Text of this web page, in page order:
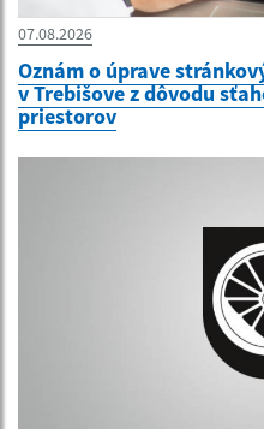
07.08.2026
Oznám o úprave
v Trebišove z dôvodu
priestorov